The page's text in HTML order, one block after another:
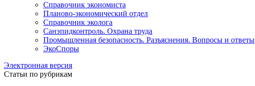
Справочник экономиста
Планово-экономический отдел
Справочник эколога
Санэпидконтроль. Охрана труда
Промышленная безопасность. Разъяснения. Вопросы и ответы
ЭкоСпоры
Электронная версия
Статьи по рубрикам